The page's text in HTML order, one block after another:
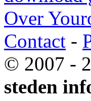
Over
Contact -
© 2007 -
steden